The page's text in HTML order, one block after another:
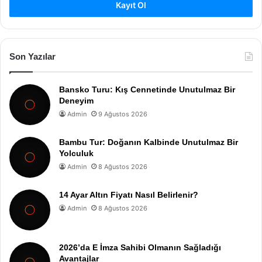
Kayıt Ol
Son Yazılar
Bansko Turu: Kış Cennetinde Unutulmaz Bir
Deneyim
Admin 9 Ağustos 2026
Bambu Tur: Doğanın Kalbinde Unutulmaz Bir
Yolculuk
Admin 8 Ağustos 2026
14 Ayar Altın Fiyatı Nasıl Belirlenir?
Admin 8 Ağustos 2026
2026’da E İmza Sahibi Olmanın Sağladığı
Avantajlar